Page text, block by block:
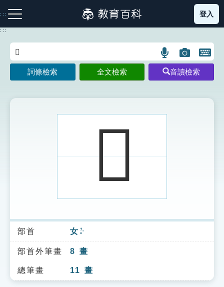
到
主
:::
注音索引圖示 筆畫索引圖示 部首索引表圖示
索引選單
知識索引
單字索引
登入
:::
語
言
搜
示
圖
片
搜
開
鍵
圖
詞條檢索 全文檢索 音讀檢索
𤕢
部首 女 ㄋㄩˇ
部首外筆畫 8 畫
總筆畫 11 畫